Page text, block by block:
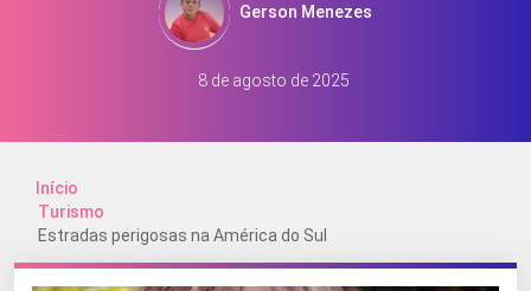
Gerson Menezes
8 de agosto de 2025
Início
Turismo
Estradas perigosas na América do Sul